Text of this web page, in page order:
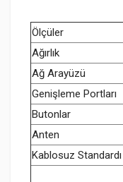
Ölçüler
Ağırlık
Ağ Arayüzü
Genişleme Portları
Butonlar
Anten
Kablosuz Standardı